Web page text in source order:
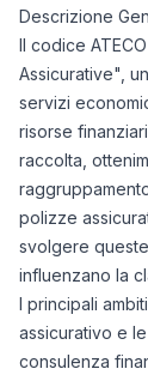
Descrizione
Il codice
Assicurative",
servizi
risorse
raccolta,
polizze
svolgere
influenzano la
I principali
assicurativo e
consulenza